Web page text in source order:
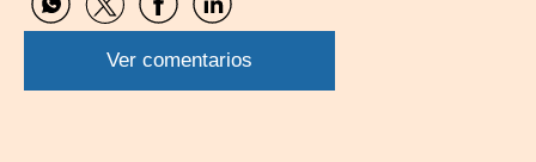
Compartir
por
WhatsApp
Compartir
por
Twitter
Compartir
por
Facebook
Compartir
por
Linkedin
Ver comentarios